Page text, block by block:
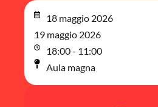
18 maggio 2026
19 maggio 2026
18:00 - 11:00
Aula magna